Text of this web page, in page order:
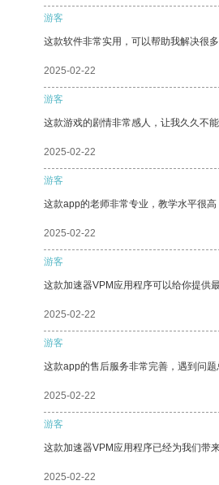
游客
这款软件非常实用，可以帮助我解决很
2025-02-22
游客
这款游戏的剧情非常感人，让我久久不能
2025-02-22
游客
这款app的老师非常专业，教学水平很高
2025-02-22
游客
这款加速器VPM应用程序可以给你提供
2025-02-22
游客
这款app的售后服务非常完善，遇到问
2025-02-22
游客
这款加速器VPM应用程序已经为我们带
2025-02-22